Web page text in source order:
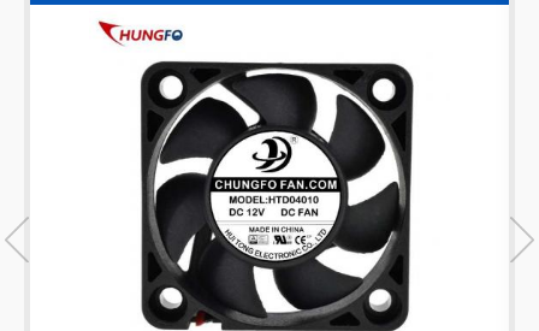
AUSPUFF AXIALVENTILATOR WASSERDICHT